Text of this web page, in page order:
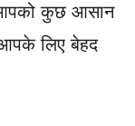
आपको कुछ आसान
लिए बेहद